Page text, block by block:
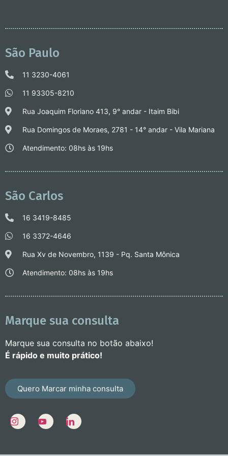
São Paulo
11 3230-4061
11 93305-8210
Rua Joaquim Floriano 413, 9° andar - Itaim Bibi
Rua Domingos de Moraes, 2781 - 14° andar - Vila Mariana
Atendimento: 08hs às 19hs
São Carlos
16 3419-8485
16 3372-4646
Rua Xv de Novembro, 1139 - Pq. Santa Mônica
Atendimento: 08hs às 19hs
Marque sua consulta
Marque sua consulta no botão abaixo!
É rápido e muito prático!
Quero Marcar minha consulta